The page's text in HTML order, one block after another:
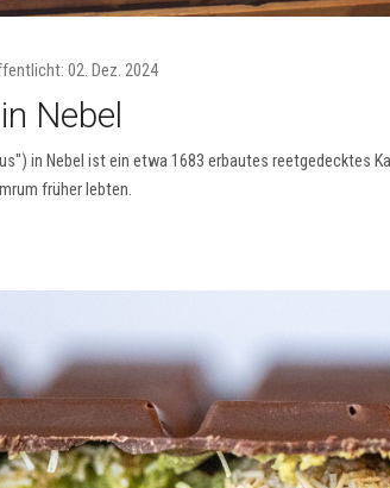
02. Dez. 2024
Nebel
in Nebel ist ein etwa 1683 erbautes reetgedecktes
früher lebten.